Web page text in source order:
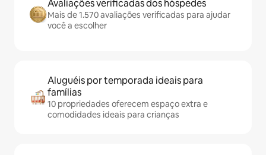
Avaliações verificadas dos hóspedes
Mais de 1.570 avaliações verificadas para ajudar
você a escolher
Aluguéis por temporada ideais para
famílias
10 propriedades oferecem espaço extra e
comodidades ideais para crianças